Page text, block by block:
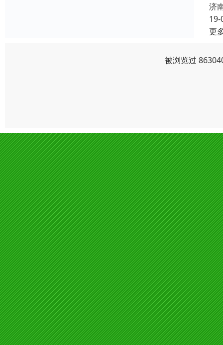
济
19-
更
被浏览过